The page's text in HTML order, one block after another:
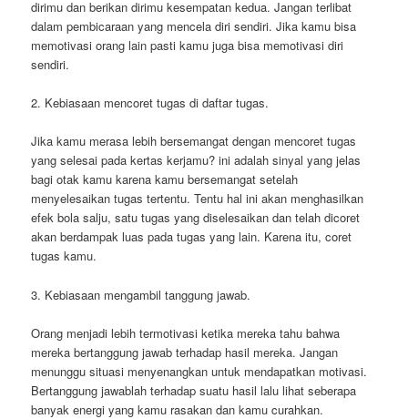
dirimu dan berikan dirimu kesempatan kedua. Jangan terlibat
dalam pembicaraan yang mencela diri sendiri. Jika kamu bisa
memotivasi orang lain pasti kamu juga bisa memotivasi diri
sendiri.
2. Kebiasaan mencoret tugas di daftar tugas.
Jika kamu merasa lebih bersemangat dengan mencoret tugas
yang selesai pada kertas kerjamu? ini adalah sinyal yang jelas
bagi otak kamu karena kamu bersemangat setelah
menyelesaikan tugas tertentu. Tentu hal ini akan menghasilkan
efek bola salju, satu tugas yang diselesaikan dan telah dicoret
akan berdampak luas pada tugas yang lain. Karena itu, coret
tugas kamu.
3. Kebiasaan mengambil tanggung jawab.
Orang menjadi lebih termotivasi ketika mereka tahu bahwa
mereka bertanggung jawab terhadap hasil mereka. Jangan
menunggu situasi menyenangkan untuk mendapatkan motivasi.
Bertanggung jawablah terhadap suatu hasil lalu lihat seberapa
banyak energi yang kamu rasakan dan kamu curahkan.